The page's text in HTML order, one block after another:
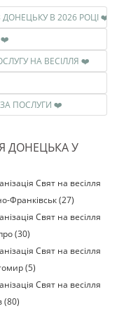
❤️ ЯКА СЕРЕДНЯ ЦІНА НА ПОСЛУГУ В ДОНЕЦЬКУ В 2026 РОЦІ ❤️
❤️ ЯК ЗРОБИТИ ПРАВИЛЬНИЙ ВИБІР ❤️
❤️ КОЛИ НЕОБХІДНО ЗАМОВЛЯТИ ПОСЛУГУ НА ВЕСІЛЛЯ ❤️
❤️ ЯК ПРАВИЛЬНО РОЗРАХУВАТИСЯ ЗА ПОСЛУГИ ❤️
ДОНЕЦЬКА У
Свят на весілля
Франківськ (27)
Свят на весілля
(30)
Свят на весілля
(5)
Свят на весілля
(80)